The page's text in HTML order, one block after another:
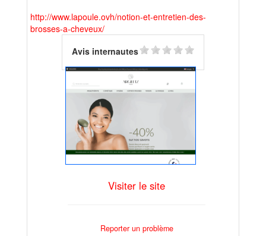
http://www.lapoule.ovh/notion-et-entretien-des-
brosses-a-cheveux/
Avis internautes
Visiter le site
Reporter un problème